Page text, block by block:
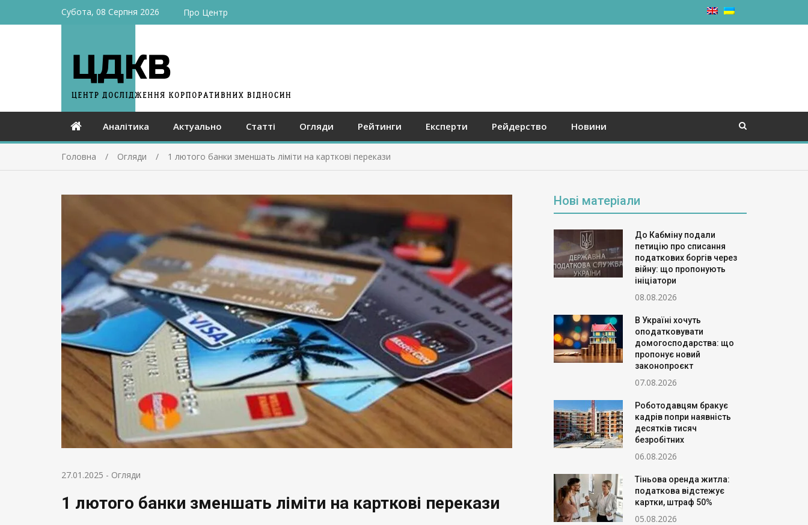
Субота, 08 Серпня 2026 Про Центр
Аналітика Актуально Статті Огляди Рейтинги Експерти Рейдерство Новини
Головна Огляди 1 лютого банки зменшать ліміти на карткові перекази
27.01.2025 - Огляди
1 лютого банки зменшать ліміти на карткові перекази
Нові матеріали
До Кабміну подали
петицію про списання
податкових боргів через
війну: що пропонують
ініціатори
08.08.2026
В Україні хочуть
оподатковувати
домогосподарства: що
пропонує новий
законопроєкт
07.08.2026
Роботодавцям бракує
кадрів попри наявність
десятків тисяч
безробітних
06.08.2026
Тіньова оренда житла:
податкова відстежує
картки, штраф 50%
05.08.2026